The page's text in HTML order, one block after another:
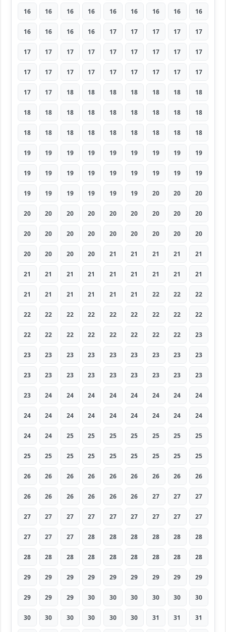
16 16 16 16 16 16 16 16 16
16 16 16 16 17 17 17 17 17
17 17 17 17 17 17 17 17 17
17 17 17 17 17 17 17 17 17
17 17 18 18 18 18 18 18 18
18 18 18 18 18 18 18 18 18
18 18 18 18 18 18 18 18 18
19 19 19 19 19 19 19 19 19
19 19 19 19 19 19 19 19 19
19 19 19 19 19 19 20 20 20
20 20 20 20 20 20 20 20 20
20 20 20 20 20 20 20 20 20
20 20 20 20 21 21 21 21 21
21 21 21 21 21 21 21 21 21
21 21 21 21 21 21 22 22 22
22 22 22 22 22 22 22 22 22
22 22 22 22 22 22 22 22 23
23 23 23 23 23 23 23 23 23
23 23 23 23 23 23 23 23 23
23 24 24 24 24 24 24 24 24
24 24 24 24 24 24 24 24 24
24 24 25 25 25 25 25 25 25
25 25 25 25 25 25 25 25 25
26 26 26 26 26 26 26 26 26
26 26 26 26 26 26 27 27 27
27 27 27 27 27 27 27 27 27
27 27 27 28 28 28 28 28 28
28 28 28 28 28 28 28 28 28
29 29 29 29 29 29 29 29 29
29 29 29 30 30 30 30 30 30
30 30 30 30 30 30 31 31 31